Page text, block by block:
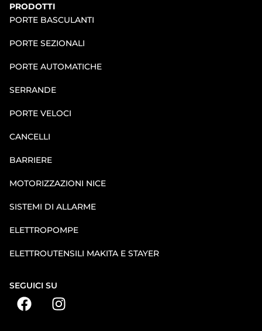
PRODOTTI
PORTE BASCULANTI
PORTE SEZIONALI
PORTE AUTOMATICHE
SERRANDE
PORTE VELOCI
CANCELLI
BARRIERE
MOTORIZZAZIONI NICE
SISTEMI DI ALLARME
ELETTROPOMPE
ELETTROUTENSILI MAKITA E STAYER
SEGUICI SU